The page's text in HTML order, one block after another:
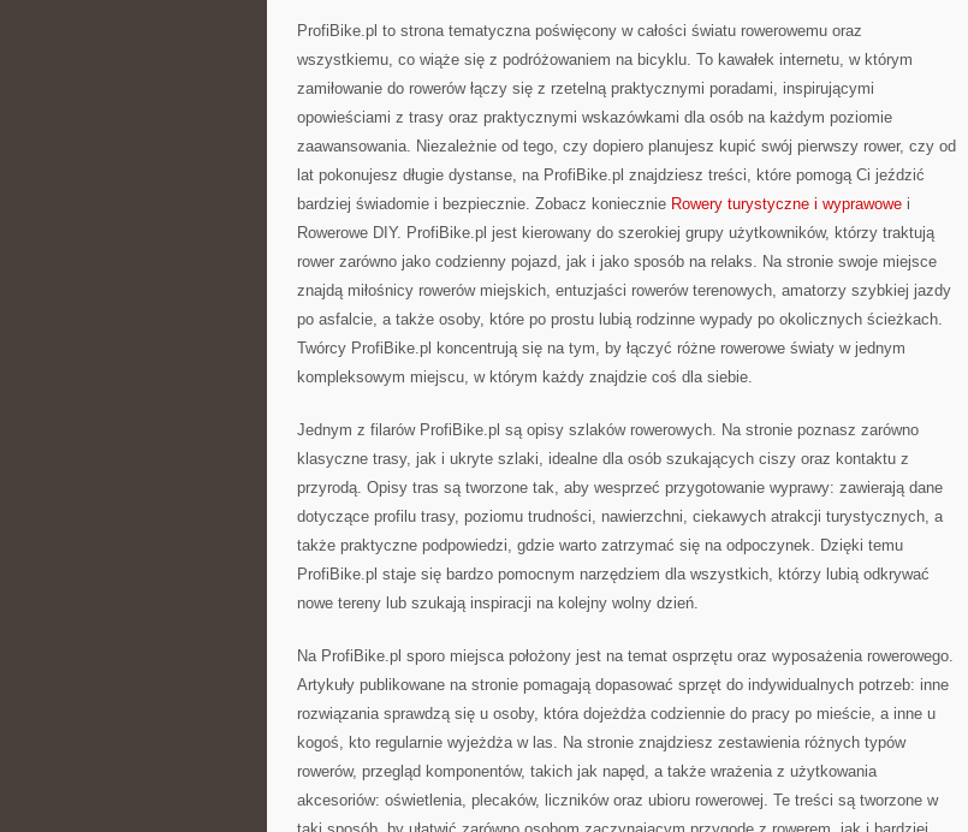
ProfiBike.pl to strona tematyczna poświęcony w całości światu rowerowemu oraz
wszystkiemu, co wiąże się z podróżowaniem na bicyklu. To kawałek internetu, w którym
zamiłowanie do rowerów łączy się z rzetelną praktycznymi poradami, inspirującymi
opowieściami z trasy oraz praktycznymi wskazówkami dla osób na każdym poziomie
zaawansowania. Niezależnie od tego, czy dopiero planujesz kupić swój pierwszy rower, czy od
lat pokonujesz długie dystanse, na ProfiBike.pl znajdziesz treści, które pomogą Ci jeździć
bardziej świadomie i bezpiecznie. Zobacz koniecznie Rowery turystyczne i wyprawowe i
Rowerowe DIY. ProfiBike.pl jest kierowany do szerokiej grupy użytkowników, którzy traktują
rower zarówno jako codzienny pojazd, jak i jako sposób na relaks. Na stronie swoje miejsce
znajdą miłośnicy rowerów miejskich, entuzjaści rowerów terenowych, amatorzy szybkiej jazdy
po asfalcie, a także osoby, które po prostu lubią rodzinne wypady po okolicznych ścieżkach.
Twórcy ProfiBike.pl koncentrują się na tym, by łączyć różne rowerowe światy w jednym
kompleksowym miejscu, w którym każdy znajdzie coś dla siebie.
Jednym z filarów ProfiBike.pl są opisy szlaków rowerowych. Na stronie poznasz zarówno
klasyczne trasy, jak i ukryte szlaki, idealne dla osób szukających ciszy oraz kontaktu z
przyrodą. Opisy tras są tworzone tak, aby wesprzeć przygotowanie wyprawy: zawierają dane
dotyczące profilu trasy, poziomu trudności, nawierzchni, ciekawych atrakcji turystycznych, a
także praktyczne podpowiedzi, gdzie warto zatrzymać się na odpoczynek. Dzięki temu
ProfiBike.pl staje się bardzo pomocnym narzędziem dla wszystkich, którzy lubią odkrywać
nowe tereny lub szukają inspiracji na kolejny wolny dzień.
Na ProfiBike.pl sporo miejsca położony jest na temat osprzętu oraz wyposażenia rowerowego.
Artykuły publikowane na stronie pomagają dopasować sprzęt do indywidualnych potrzeb: inne
rozwiązania sprawdzą się u osoby, która dojeżdża codziennie do pracy po mieście, a inne u
kogoś, kto regularnie wyjeżdża w las. Na stronie znajdziesz zestawienia różnych typów
rowerów, przegląd komponentów, takich jak napęd, a także wrażenia z użytkowania
akcesoriów: oświetlenia, plecaków, liczników oraz ubioru rowerowej. Te treści są tworzone w